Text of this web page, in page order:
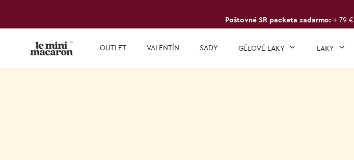
Poštovné SR packeta zadarmo: + 79 €
OUTLET VALENTÍN SADY GÉLOVÉ LAKY LAKY